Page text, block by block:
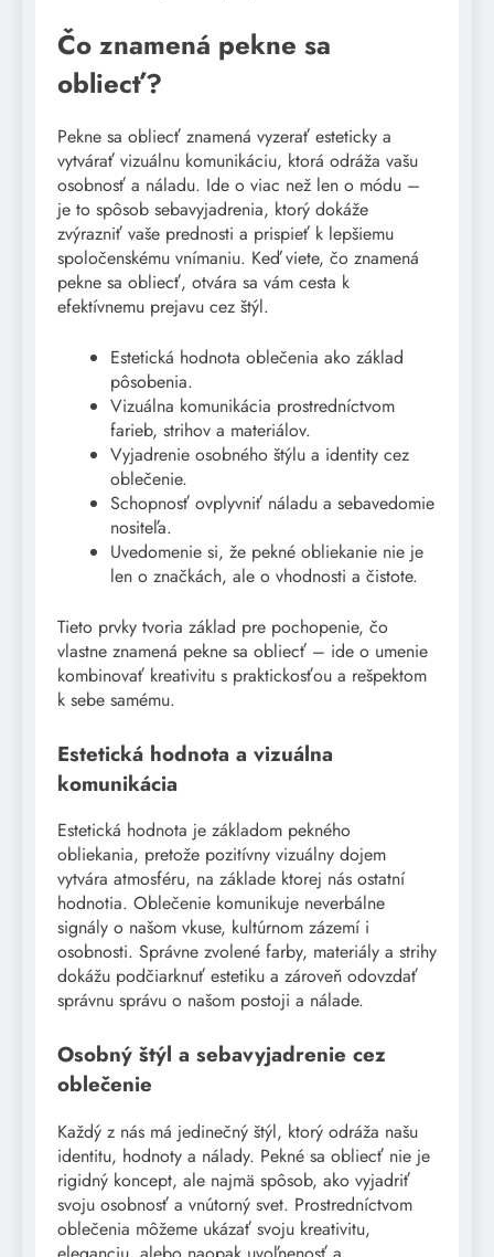
Čo znamená pekne sa
obliecť?
Pekne sa obliecť znamená vyzerať esteticky a
vytvárať vizuálnu komunikáciu, ktorá odráža vašu
osobnosť a náladu. Ide o viac než len o módu –
je to spôsob sebavyjadrenia, ktorý dokáže
zvýrazniť vaše prednosti a prispieť k lepšiemu
spoločenskému vnímaniu. Keď viete, čo znamená
pekne sa obliecť, otvára sa vám cesta k
efektívnemu prejavu cez štýl.
Estetická hodnota oblečenia ako základ
pôsobenia.
Vizuálna komunikácia prostredníctvom
farieb, strihov a materiálov.
Vyjadrenie osobného štýlu a identity cez
oblečenie.
Schopnosť ovplyvniť náladu a sebavedomie
nositeľa.
Uvedomenie si, že pekné obliekanie nie je
len o značkách, ale o vhodnosti a čistote.
Tieto prvky tvoria základ pre pochopenie, čo
vlastne znamená pekne sa obliecť – ide o umenie
kombinovať kreativitu s praktickosťou a rešpektom
k sebe samému.
Estetická hodnota a vizuálna
komunikácia
Estetická hodnota je základom pekného
obliekania, pretože pozitívny vizuálny dojem
vytvára atmosféru, na základe ktorej nás ostatní
hodnotia. Oblečenie komunikuje neverbálne
signály o našom vkuse, kultúrnom zázemí i
osobnosti. Správne zvolené farby, materiály a strihy
dokážu podčiarknuť estetiku a zároveň odovzdať
správnu správu o našom postoji a nálade.
Osobný štýl a sebavyjadrenie cez
oblečenie
Každý z nás má jedinečný štýl, ktorý odráža našu
identitu, hodnoty a nálady. Pekné sa obliecť nie je
rigidný koncept, ale najmä spôsob, ako vyjadriť
svoju osobnosť a vnútorný svet. Prostredníctvom
oblečenia môžeme ukázať svoju kreativitu,